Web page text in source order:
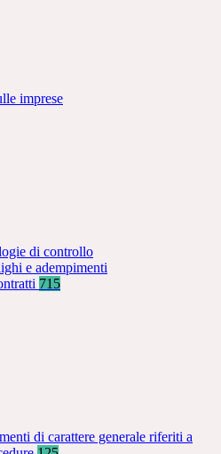
imprese
di controllo
e adempimenti
715
di carattere generale riferiti a